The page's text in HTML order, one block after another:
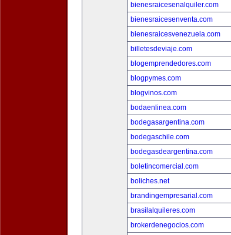
bienesraicesenalquiler.com
bienesraicesenventa.com
bienesraicesvenezuela.com
billetesdeviaje.com
blogemprendedores.com
blogpymes.com
blogvinos.com
bodaenlinea.com
bodegasargentina.com
bodegaschile.com
bodegasdeargentina.com
boletincomercial.com
boliches.net
brandingempresarial.com
brasilalquileres.com
brokerdenegocios.com